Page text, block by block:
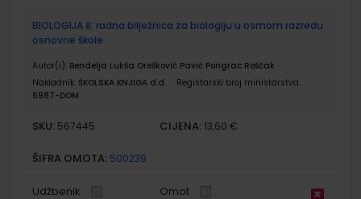
BIOLOGIJA 8; radna bilježnica za biologiju u osmom razredu
osnovne škole
Autor(i): Bendelja Lukša Orešković Pavić Pongrac Roščak
Nakladnik: ŠKOLSKA KNJIGA d.d.
Registarski broj ministarstva:
6987-DOM
SKU: 567445 CIJENA: 13,60 €
ŠIFRA OMOTA: 500239
Udžbenik Omot